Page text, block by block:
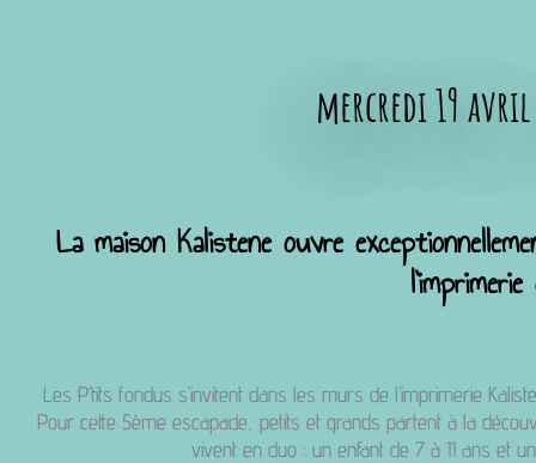
mercredi 19 avril
La maison Kalistene ouvre
Les P’tits fondus s’invitent dans les murs de l’imprimerie
Pour cette 5ème escapade, petits et grands partent à la
vivent en duo : un enfant de 7 à 11 ans et